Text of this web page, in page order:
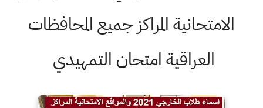
الامتحانية المراكز جميع المحافظات
العراقية امتحان التمهيدي